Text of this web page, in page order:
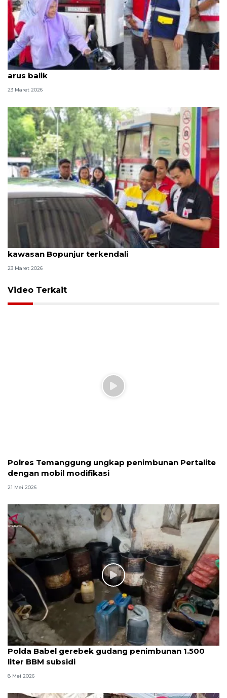
BPH Migas jamin stok BBM nasional aman untuk
arus balik
23 Maret 2026
Libur Lebaran, BPH Migas: Pasokan BBM di
kawasan Bopunjur terkendali
23 Maret 2026
Video Terkait
Polres Temanggung ungkap penimbunan Pertalite
dengan mobil modifikasi
21 Mei 2026
Polda Babel gerebek gudang penimbunan 1.500
liter BBM subsidi
8 Mei 2026